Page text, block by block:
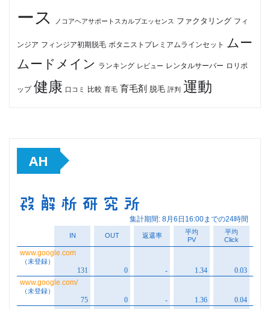
ース
ノコアヘアサポートスカルプエッセンス ファクタリング フィ
ンジア フィンジア初期脱毛 ボタニストプレミアムラインセット ムー
ムードメイン ランキング レビュー レンタルサーバー ロリポ
ップ 健康 口コミ 比較 育毛 育毛剤 脱毛 評判 運動
AH